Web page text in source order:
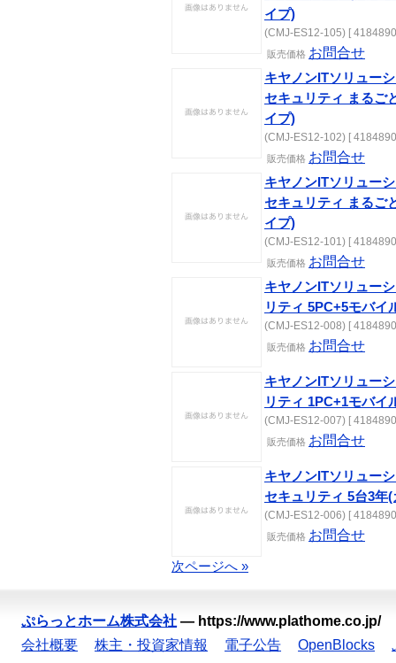
イプ)
(CMJ-ES12-105) [
販売価格 お問合せ
キヤノンITソリュー
セキュリティ まるご
イプ)
(CMJ-ES12-102) [
販売価格 お問合せ
キヤノンITソリュー
セキュリティ まるご
イプ)
(CMJ-ES12-101) [
販売価格 お問合せ
キヤノンITソリュー
リティ 5PC+5モバイ
(CMJ-ES12-008) [
販売価格 お問合せ
キヤノンITソリュー
リティ 1PC+1モバイ
(CMJ-ES12-007) [
販売価格 お問合せ
キヤノンITソリュー
セキュリティ 5台3年
(CMJ-ES12-006) [
販売価格 お問合せ
次ページへ »
ぷらっとホーム株式会社 — https://www.plathome.co.jp/
会社概要
株主・投資家情報 電子公告 OpenBlocks